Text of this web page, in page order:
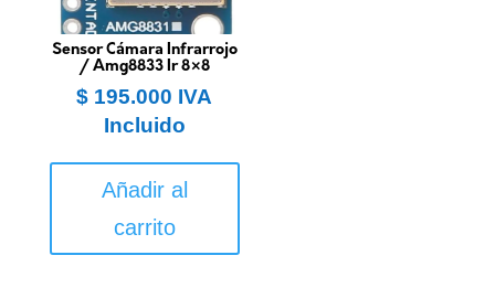
Sensor Cámara Infrarrojo
/ Amg8833 Ir 8×8
$ 195.000 IVA
Incluido
Añadir al
carrito